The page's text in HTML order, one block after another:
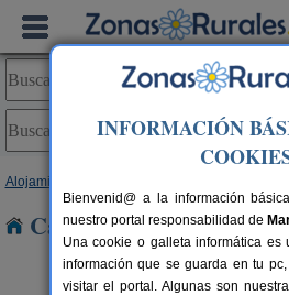
Alojamientos
Casas Rurales cerca de
INFORMACIÓN
Bienvenid@ a la información
nuestro portal responsabilidad de
Una cookie o galleta informática es
información que se guarda en tu
visitar el portal. Algunas son